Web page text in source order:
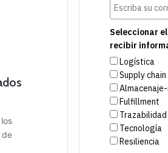
de
Seleccionar
recibir
Logística
Supply chain
Fulfillment
Tecnología
Resiliencia